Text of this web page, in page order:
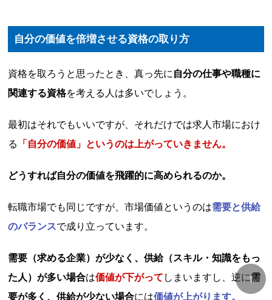
自分の価値を倍増させる資格の取り方
資格を取ろうと思ったとき、真っ先に 自分の仕事や職種に
関連する資格を考える人は多いでしょう。
最初はそれでもいいですが、それだけでは求人市場におけ
る
「自分の価値」というのは上がっていきません。
どうすれば自分の価値を飛躍的に高められるのか。
転職市場でも同じですが、市場価値というのは需要と供給
のバランスで成り立っています。
需要（求める企業）が少なく、供給（スキル・知識をもっ
た人）が多い場合は価値が下がって しまいますし、逆に需
要が多く、供給が少ない場合には価値が上がります。
↑